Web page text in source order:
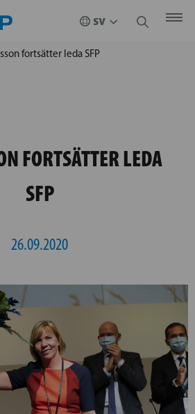
fortsätter leda SFP
FORTSÄTTER LEDA
SFP
26.09.2020